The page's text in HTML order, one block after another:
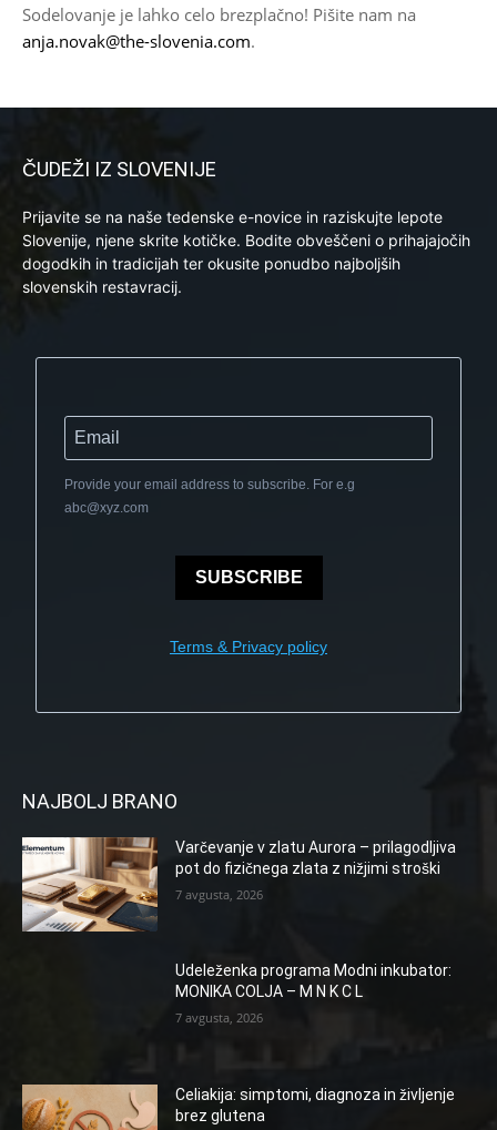
Sodelovanje je lahko celo brezplačno! Pišite nam na
anja.novak@the-slovenia.com.
ČUDEŽI IZ SLOVENIJE
Prijavite se na naše tedenske e-novice in raziskujte lepote
Slovenije, njene skrite kotičke. Bodite obveščeni o prihajajočih
dogodkih in tradicijah ter okusite ponudbo najboljših
slovenskih restavracij.
Provide your email address to subscribe. For e.g
abc@xyz.com
SUBSCRIBE
Terms & Privacy policy
NAJBOLJ BRANO
Varčevanje v zlatu Aurora – prilagodljiva
pot do fizičnega zlata z nižjimi stroški
7 avgusta, 2026
Udeleženka programa Modni inkubator:
MONIKA COLJA – M N K C L
7 avgusta, 2026
Celiakija: simptomi, diagnoza in življenje
brez glutena